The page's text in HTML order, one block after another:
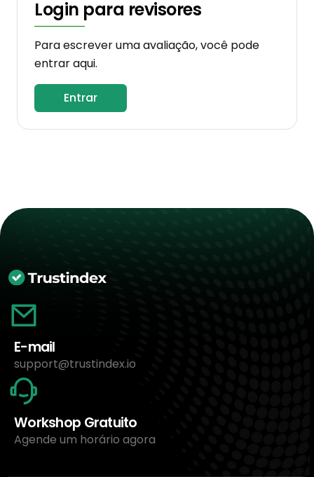
Login para revisores
Para escrever uma avaliação, você pode
entrar aqui.
Entrar
E-mail
support@trustindex.io
Workshop Gratuito
Agende um horário agora